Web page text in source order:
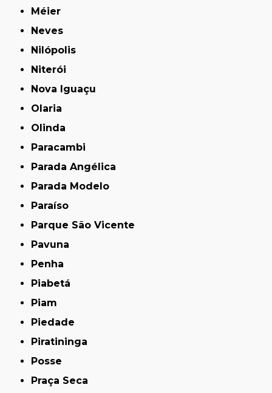
Méier
Neves
Nilópolis
Niterói
Nova Iguaçu
Olaria
Olinda
Paracambi
Parada Angélica
Parada Modelo
Paraíso
Parque São Vicente
Pavuna
Penha
Piabetá
Piam
Piedade
Piratininga
Posse
Praça Seca